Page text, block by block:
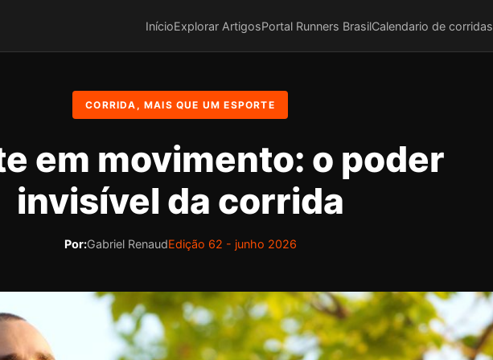
InícioExplorar ArtigosPortal Runners BrasilCalendario de corridas
CORRIDA, MAIS QUE UM ESPORTE
em movimento: o poder
invisível da corrida
Por:Gabriel RenaudEdição 62 - junho 2026